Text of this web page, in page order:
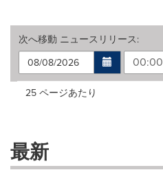
次へ移動 ニュースリリース:
00:00
Making
these
dropdown
will
Items per page:
25 ページあたり
最新